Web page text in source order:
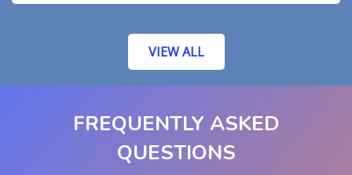
VIEW ALL
FREQUENTLY ASKED
QUESTIONS